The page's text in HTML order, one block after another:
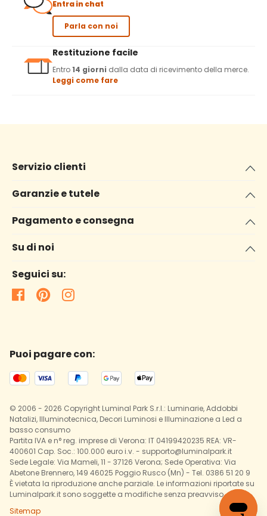
Entra in chat
Parla con noi
Restituzione facile
Entro14 giorni dalla data di ricevimento della merce.
Leggi come fare
Servizio clienti
Garanzie e tutele
Pagamento e consegna
Su di noi
Seguici su:
Puoi pagare con:
© 2006 - 2026 Copyright Luminal Park S.r.l.: Luminarie, Addobbi
Natalizi, Illuminotecnica, Decori Luminosi e Illuminazione a Led a
basso consumo
Partita IVA e n° reg. imprese di Verona: IT 04199420235 REA: VR-
400601 Cap. Soc.: 100.000 euro i.v. - supporto@luminalpark.it
Sede Legale: Via Mameli, 11 - 37126 Verona; Sede Operativa: Via
Abetone Brennero, 149 46025 Poggio Rusco (Mn) - Tel. 0386 51 20 9
È vietata la riproduzione anche parziale. Le informazioni riportate su
Luminalpark.it sono soggette a modifiche senza preavviso.
Sitemap